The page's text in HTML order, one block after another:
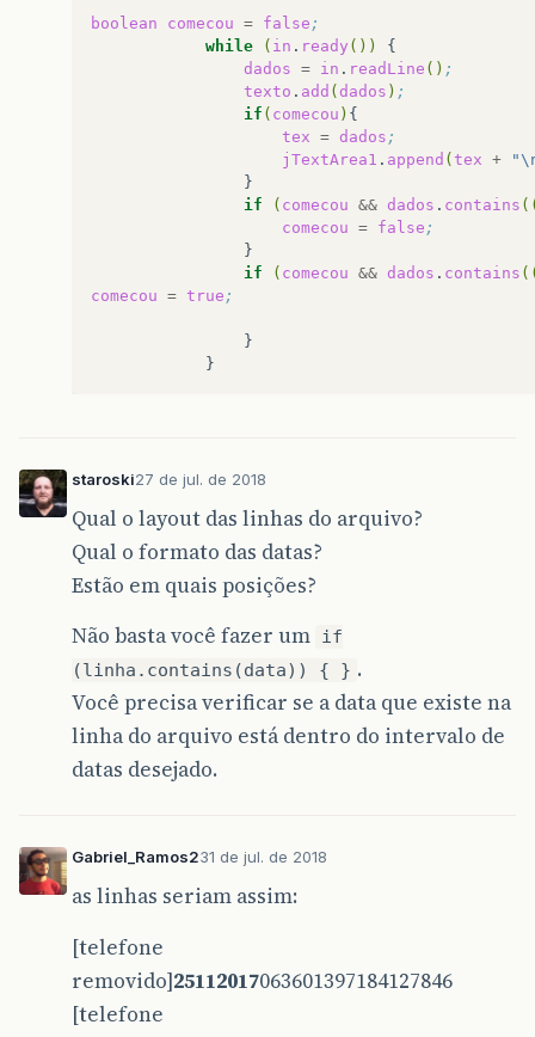
boolean comecou = false ;
while
( in . ready ())
dados = in . readLine () ;
texto . add (dados ) ;
if ( comecou )
tex = dados ;
jTextArea1 . append (tex +
if
( comecou && dados . contains
comecou = false ;
if
( comecou && dados . contains
comecou = true ;
staroski27 de jul. de 2018
Qual o layout das linhas do arquivo?
Qual o formato das datas?
Estão em quais posições?
Não basta você fazer um if
(linha.contains(data)) { } .
Você precisa verificar se a data que existe na
linha do arquivo está dentro do intervalo de
datas desejado.
Gabriel_Ramos231 de jul. de 2018
as linhas seriam assim:
[telefone
removido]25112017063601397184127846
[telefone